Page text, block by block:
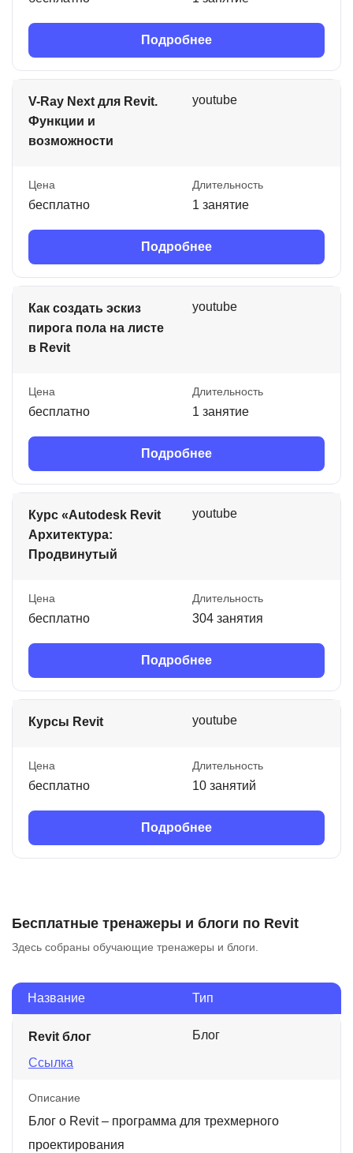
Подробнее
V-Ray Next для Revit.
Функции и
возможности
youtube
Цена
бесплатно
Длительность
1 занятие
Подробнее
Как создать эскиз
пирога пола на листе
в Revit
youtube
Цена
бесплатно
Длительность
1 занятие
Подробнее
Курс «Autodesk Revit
Архитектура:
Продвинутый
youtube
Цена
бесплатно
Длительность
304 занятия
Подробнее
Курсы Revit youtube
Цена
бесплатно
Длительность
10 занятий
Подробнее
Бесплатные тренажеры и блоги по Revit
Здесь собраны обучающие тренажеры и блоги.
Название Тип
Revit блог
Ссылка
Блог
Описание
Блог о Revit – программа для трехмерного
проектирования